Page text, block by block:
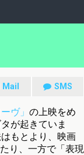
Mail SMS
ヴ」 の上映をめ
が起きていま
もとより、映画
り、一方で「表現